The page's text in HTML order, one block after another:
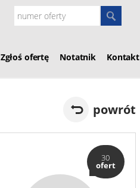
Zgłoś ofertę Notatnik Kontakt
powrót
30
ofert